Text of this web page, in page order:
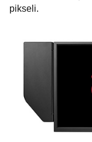
pikseli.